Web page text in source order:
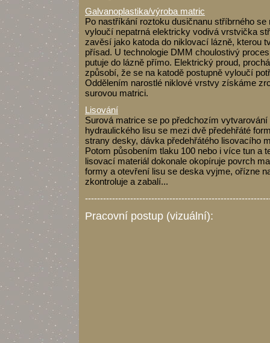
Galvanoplastika/výroba matric
Po nastříkání roztoku dusičnanu stříbrného
vyloučí nepatrná elektricky vodivá vrstvička
zavěsí jako katoda do niklovací lázně, kterou
přísad. U technologie DMM choulostivý
putuje do lázně přímo. Elektrický proud,
způsobí, že se na katodě postupně vyloučí
Oddělením narostlé niklové vrstvy získáme
surovou matrici.
Lisování
Surová matrice se po předchozím
hydraulického lisu se mezi dvě předehřáté
strany desky, dávka předehřátého lisovacího
Potom působením tlaku 100 nebo i více tun a
lisovací materiál dokonale okopíruje povrch
formy a otevření lisu se deska vyjme, ořízne
zkontroluje a zabalí...
Pracovní postup (vizuální):